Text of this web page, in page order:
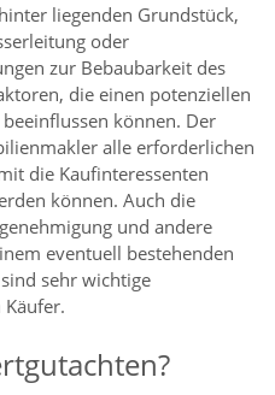
liegenden Grundstück,
oder
zur Bebaubarkeit des
die einen potenziellen
können. Der
alle erforderlichen
die Kaufinteressenten
können. Auch die
und andere
eventuell bestehenden
sehr wichtige